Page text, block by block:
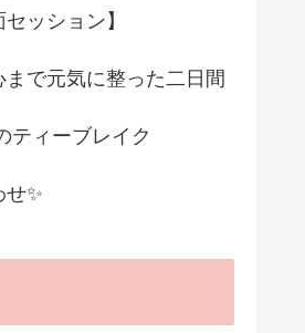
ッション】
で元気に整った二日間
ティーブレイク
✨